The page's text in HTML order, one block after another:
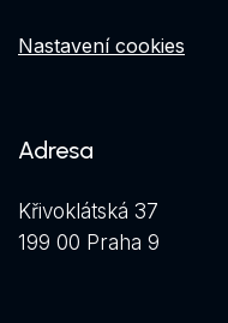
Nastavení cookies
Adresa
Křivoklátská 37
199 00 Praha 9